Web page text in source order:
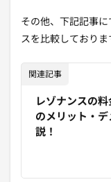
その他、下記記事
スを比較しておりま
関連記事
レゾナンスの
のメリット・
説！